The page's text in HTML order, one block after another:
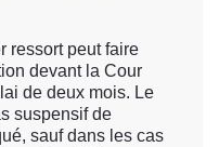
ressort peut faire
devant la Cour
de deux mois. Le
suspensif de
sauf dans les cas